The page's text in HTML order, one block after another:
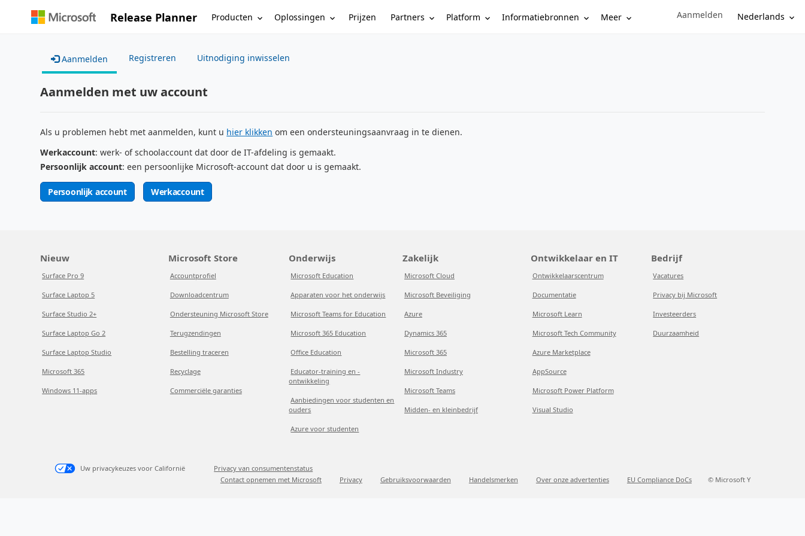
Release Planner Producten Oplossingen Prijzen Partners Platform Informatiebronnen Meer Sign in to your account
Aanmelden Nederlands
Aanmelden Registreren Uitnodiging inwisselen
Aanmelden met uw account
Als u problemen hebt met aanmelden, kunt u hier klikken om een ondersteuningsaanvraag in te dienen.
Werkaccount: werk- of schoolaccount dat door de IT-afdeling is gemaakt.
Persoonlijk account: een persoonlijke Microsoft-account dat door u is gemaakt.
Persoonlijk account Werkaccount
Nieuw
Surface Pro 9
Surface Laptop 5
Surface Studio 2+
Surface Laptop Go 2
Surface Laptop Studio
Microsoft 365
Windows 11-apps
Microsoft Store
Accountprofiel
Downloadcentrum
Ondersteuning Microsoft Store
Terugzendingen
Bestelling traceren
Recyclage
Commerciële garanties
Onderwijs
Microsoft Education
Apparaten voor het onderwijs
Microsoft Teams for Education
Microsoft 365 Education
Office Education
Educator-training en -
ontwikkeling
Aanbiedingen voor studenten en
ouders
Azure voor studenten
Zakelijk
Microsoft Cloud
Microsoft Beveiliging
Azure
Dynamics 365
Microsoft 365
Microsoft Industry
Microsoft Teams
Midden- en kleinbedrijf
Ontwikkelaar en IT
Ontwikkelaarscentrum
Documentatie
Microsoft Learn
Microsoft Tech Community
Azure Marketplace
AppSource
Microsoft Power Platform
Visual Studio
Bedrijf
Vacatures
Privacy bij Microsoft
Investeerders
Duurzaamheid
Uw privacykeuzes voor Californië
Privacy van consumentenstatus
Contact opnemen met Microsoft
Privacy Gebruiksvoorwaarden Handelsmerken Over onze advertenties EU Compliance DoCs © Microsoft Y